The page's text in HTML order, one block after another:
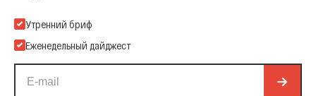
Подпишитесь на нашу Email-рассылку
Утренний бриф
Еженедельный дайджест